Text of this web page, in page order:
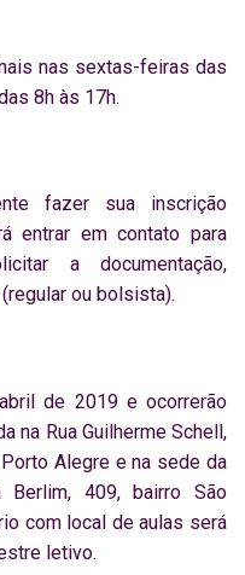
nas sextas-feiras das
8h às 17h.
fazer sua inscrição
entrar em contato para
a documentação,
ou bolsista).
de 2019 e ocorrerão
na Rua Guilherme Schell,
Alegre e na sede da
Berlim, 409, bairro São
com local de aulas será
letivo.